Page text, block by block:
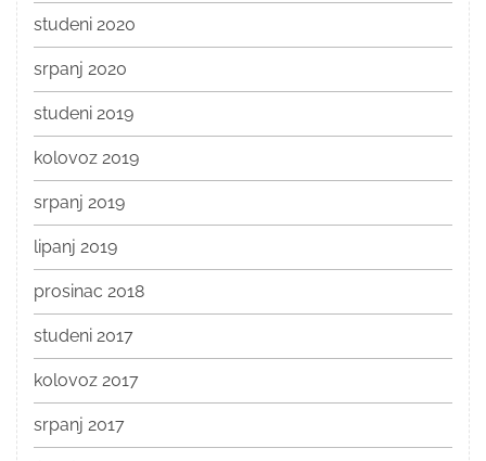
studeni 2020
srpanj 2020
studeni 2019
kolovoz 2019
srpanj 2019
lipanj 2019
prosinac 2018
studeni 2017
kolovoz 2017
srpanj 2017